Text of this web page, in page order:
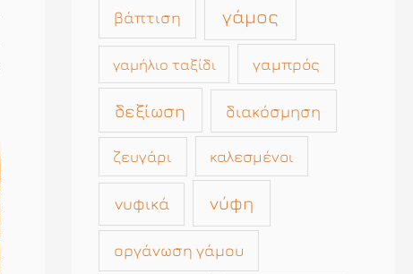
βάπτιση γάμος
γαμήλιο ταξίδι γαμπρός
δεξίωση διακόσμηση
ζευγάρι καλεσμένοι
νυφικά νύφη
οργάνωση γάμου